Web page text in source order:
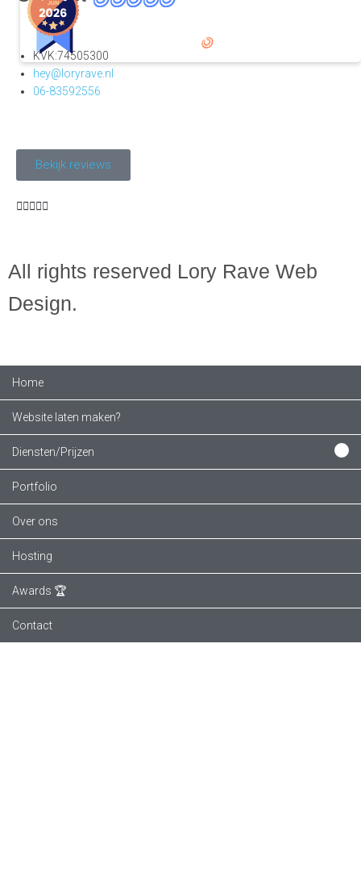
KVK:74505300
hey@loryrave.nl
06-83592556
Bekijk reviews

All rights reserved Lory Rave Web
Design.
Home
Website laten maken?
Diensten/Prijzen
Portfolio
Over ons
Hosting
Awards 🏆
Contact